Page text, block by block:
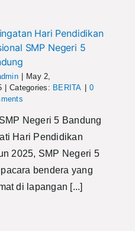
Hari Pendidikan
SMP Negeri 5
May 2,
Categories: BERITA
0
Negeri 5 Bandung
Hari Pendidikan
2025, SMP Negeri 5
bendera yang
di lapangan [...]